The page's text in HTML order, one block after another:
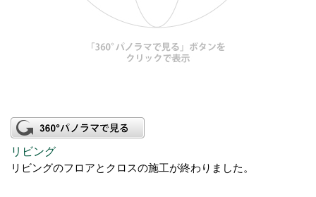
リビング
リビングのフロアとクロスの施工が終わりました。